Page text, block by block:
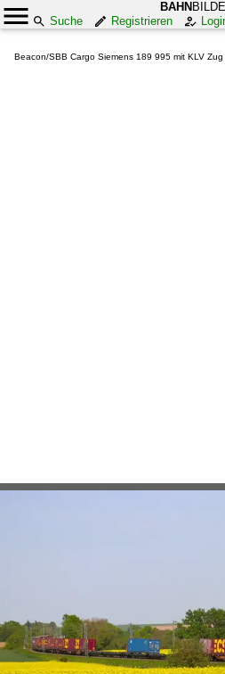
BAHN
Suche
Registrieren
Beacon/SBB Cargo Siemens 189 995 mit KLV